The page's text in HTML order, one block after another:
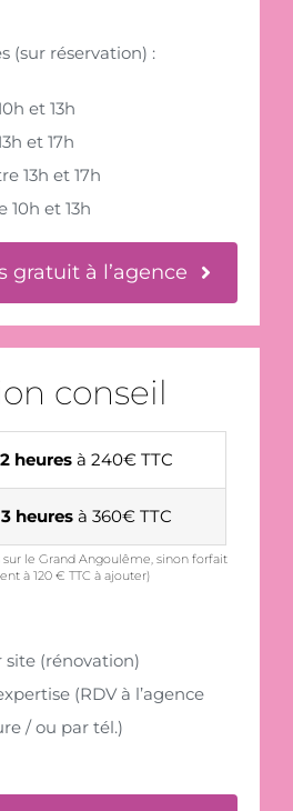
(sur réservation) :
et 13h
et 17h
13h et 17h
10h et 13h
gratuit à l’agence
conseil
2 heuresà 240€ TTC
3 heuresà 360€ TTC
le Grand Angoulême, sinon forfait
à 120 € TTC à ajouter)
site (rénovation)
(RDV à l’agence
/ ou par tél.)